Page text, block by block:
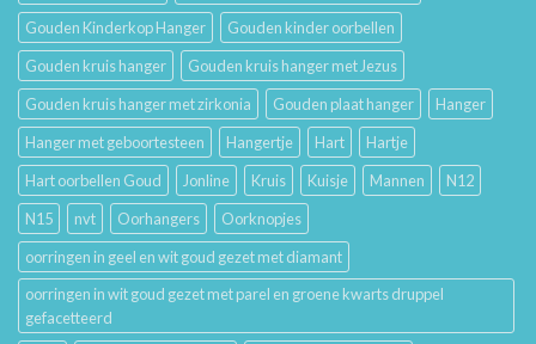
Gouden Kinderkop Hanger
Gouden kinder oorbellen
Gouden kruis hanger
Gouden kruis hanger met Jezus
Gouden kruis hanger met zirkonia
Gouden plaat hanger
Hanger
Hanger met geboortesteen
Hangertje Hart
Hartje
Hart oorbellen Goud
Jonline Kruis Kuisje Mannen
N12
N15
nvt Oorhangers
Oorknopjes
oorringen in geel en wit goud gezet met diamant
oorringen in wit goud gezet met parel en groene kwarts druppel
gefacetteerd